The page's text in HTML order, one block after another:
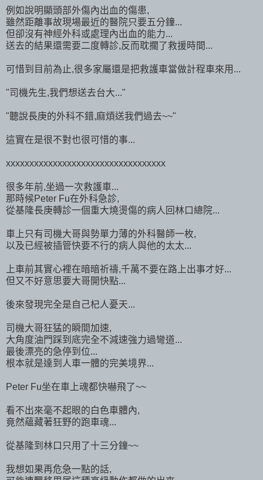
例如說明顯頭部外傷內出血的傷患,
雖然距離事故現場最近的醫院只要五分鐘...
但卻沒有神經外科或處理內出血的能力...
送去的結果還需要二度轉診,反而耽擱了救援時間...
可惜到目前為止,很多家屬還是把救護車當做計程車來用...
"司機先生,我們想送去台大..."
"聽說長庚的外科不錯,麻煩送我們過去~~"
這實在是很不對也很可惜的事...
xxxxxxxxxxxxxxxxxxxxxxxxxxxxxxxxxx
很多年前,坐過一次救護車...
那時候Peter Fu在外科急診,
從基隆長庚轉診一個重大燒燙傷的病人回林口總院...
車上只有司機大哥與勢單力薄的外科醫師一枚,
以及已經被插管快要不行的病人與他的太太...
上車前其實心裡在暗暗祈禱,千萬不要在路上出事才好...
但又不好意思要大哥開快點...
後來發現完全是自己杞人憂天...
司機大哥狂猛的瞬間加速,
大角度油門踩到底完全不減速強力過彎道...
最後漂亮的急停到位...
根本就是達到人車一體的完美境界...
Peter Fu坐在車上魂都快嚇飛了~~
看不出來毫不起眼的白色車體內,
竟然蘊藏著狂野的跑車魂...
從基隆到林口只用了十三分鐘~~
我想如果再危急一點的話,